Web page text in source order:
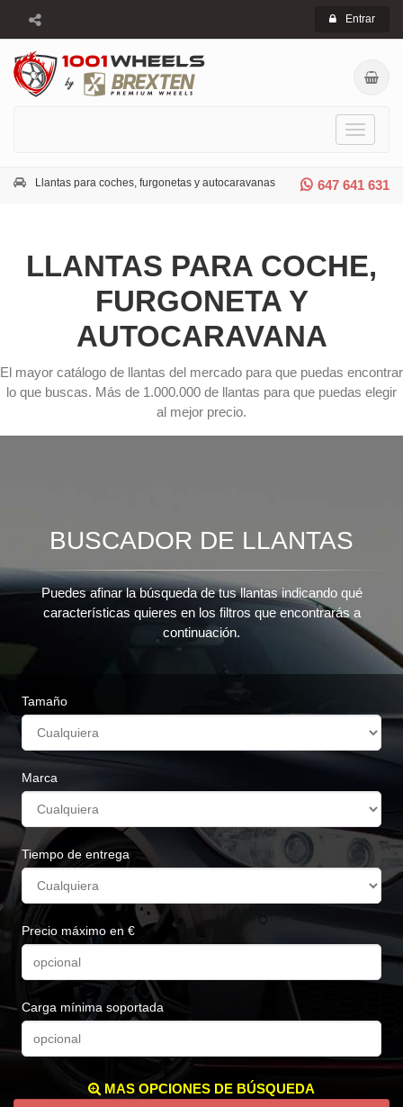
Entrar
Toggle
647 641 631
Llantas para coches, furgonetas y autocaravanas
LLANTAS PARA COCHE,
FURGONETA Y
AUTOCARAVANA
El mayor catálogo de llantas del mercado para que puedas encontrar
lo que buscas. Más de 1.000.000 de llantas para que puedas elegir
al mejor precio.
BUSCADOR DE LLANTAS
Puedes afinar la búsqueda de tus llantas indicando qué
características quieres en los filtros que encontrarás a
continuación.
Tamaño
Marca
Tiempo de entrega
Precio máximo en €
Carga mínima soportada
MAS OPCIONES DE BÚSQUEDA